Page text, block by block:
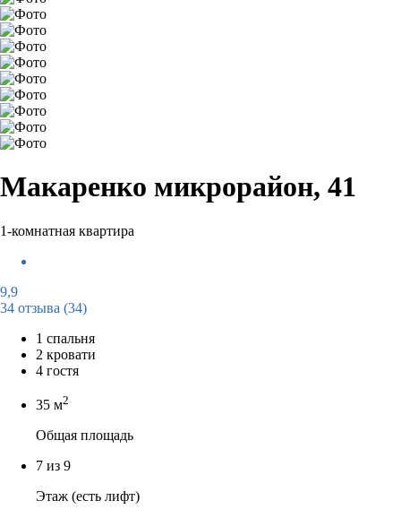
Макаренко микрорайон, 41
1-комнатная квартира
9,9
34 отзыва (34)
1 спальня
2 кровати
4 гостя
35 м2
Общая площадь
7 из 9
Этаж (есть лифт)